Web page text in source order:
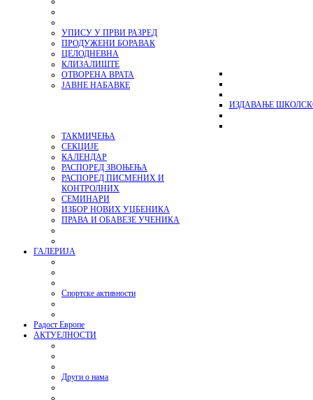
УПИСУ У ПРВИ РАЗРЕД
ПРОДУЖЕНИ БОРАВАК
ЦЕЛОДНЕВНА
КЛИЗАЛИШТЕ
ОТВОРЕНА ВРАТА
ЈАВНЕ НАБАВКЕ
ИЗДАВАЊЕ
ТАКМИЧЕЊА
СЕКЦИЈЕ
КАЛЕНДАР
РАСПОРЕД ЗВОЊЕЊА
РАСПОРЕД ПИСМЕНИХ И
КОНТРОЛНИХ
СЕМИНАРИ
ИЗБОР НОВИХ УЏБЕНИКА
ПРАВА И ОБАВЕЗЕ УЧЕНИКА
ГАЛЕРИЈА
Спортске активности
Радост Европе
АКТУЕЛНОСТИ
Други о нама